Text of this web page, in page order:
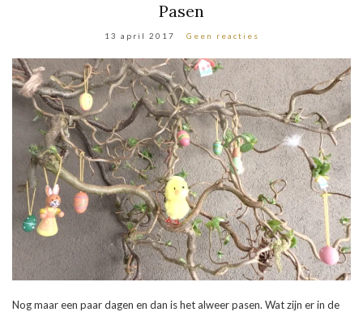
Pasen
13 april 2017 Geen reacties
Nog maar een paar dagen en dan is het alweer pasen. Wat zijn er in de